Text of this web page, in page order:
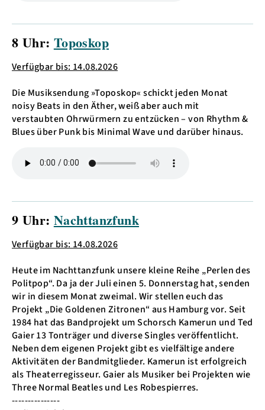
8 Uhr: Toposkop
Verfügbar bis: 14.08.2026
Die Musiksendung »Toposkop« schickt jeden Monat
noisy Beats in den Äther, weiß aber auch mit
verstaubten Ohrwürmern zu entzücken – von Rhythm &
Blues über Punk bis Minimal Wave und darüber hinaus.
9 Uhr: Nachttanzfunk
Verfügbar bis: 14.08.2026
Heute im Nachttanzfunk unsere kleine Reihe „Perlen des
Politpop“. Da ja der Juli einen 5. Donnerstag hat, senden
wir in diesem Monat zweimal. Wir stellen euch das
Projekt „Die Goldenen Zitronen“ aus Hamburg vor. Seit
1984 hat das Bandprojekt um Schorsch Kamerun und Ted
Gaier 13 Tonträger und diverse Singles veröffentlicht.
Neben dem eigenen Projekt gibt es vielfältige andere
Aktivitäten der Bandmitglieder. Kamerun ist erfolgreich
als Theaterregisseur. Gaier als Musiker bei Projekten wie
Three Normal Beatles und Les Robespierres.
---------------